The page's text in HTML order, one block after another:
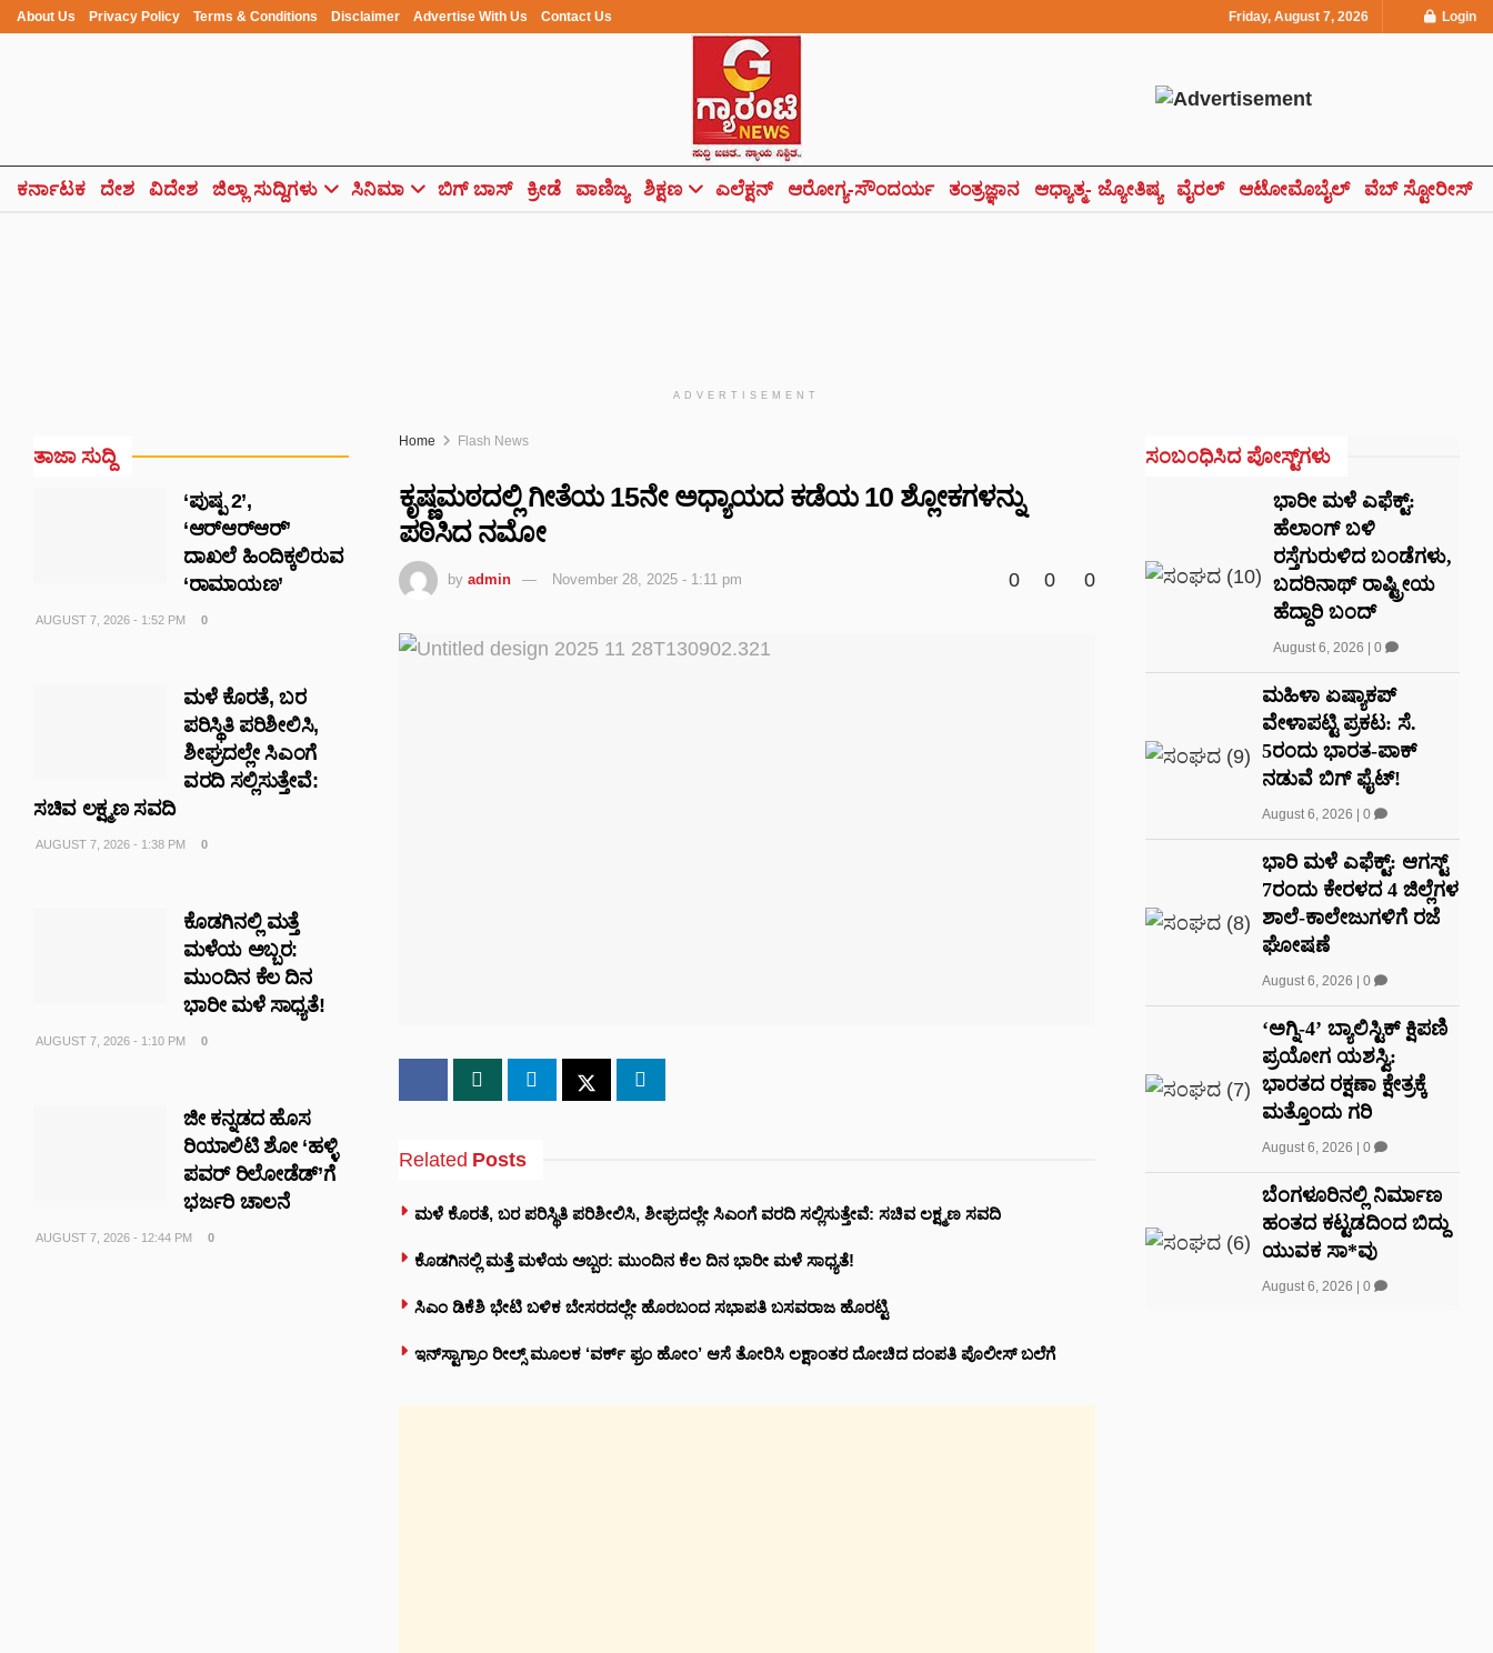
About Us Privacy Policy Terms & Conditions Disclaimer Advertise With Us Contact Us Friday, August 7, 2026 Login
ಕರ್ನಾಟಕ ದೇಶ ವಿದೇಶ ಜಿಲ್ಲಾ ಸುದ್ದಿಗಳು ಸಿನಿಮಾ ಬಿಗ್ ಬಾಸ್ ಕ್ರೀಡೆ ವಾಣಿಜ್ಯ ಶಿಕ್ಷಣ ಎಲೆಕ್ಷನ್ ಆರೋಗ್ಯ-ಸೌಂದರ್ಯ ತಂತ್ರಜ್ಞಾನ ಆಧ್ಯಾತ್ಮ- ಜ್ಯೋತಿಷ್ಯ ವೈರಲ್ ಆಟೋಮೊಬೈಲ್ ವೆಬ್ ಸ್ಟೋರೀಸ್
ADVERTISEMENT
Home Flash News
ಕೃಷ್ಣಮಠದಲ್ಲಿ ಗೀತೆಯ 15ನೇ ಅಧ್ಯಾಯದ ಕಡೆಯ 10 ಶ್ಲೋಕಗಳನ್ನು
ಪಠಿಸಿದ ನಮೋ
by admin November 28, 2025 - 1:11 pm 0 0 0
Related Posts
ಮಳೆ ಕೊರತೆ, ಬರ ಪರಿಸ್ಥಿತಿ ಪರಿಶೀಲಿಸಿ, ಶೀಘ್ರದಲ್ಲೇ ಸಿಎಂಗೆ ವರದಿ ಸಲ್ಲಿಸುತ್ತೇವೆ: ಸಚಿವ ಲಕ್ಷ್ಮಣ ಸವದಿ
ಕೊಡಗಿನಲ್ಲಿ ಮತ್ತೆ ಮಳೆಯ ಅಬ್ಬರ: ಮುಂದಿನ ಕೆಲ ದಿನ ಭಾರೀ ಮಳೆ ಸಾಧ್ಯತೆ!
ಸಿಎಂ ಡಿಕೆಶಿ ಭೇಟಿ ಬಳಿಕ ಬೇಸರದಲ್ಲೇ ಹೊರಬಂದ ಸಭಾಪತಿ ಬಸವರಾಜ ಹೊರಟ್ಟಿ
ಇನ್‌ಸ್ಟಾಗ್ರಾಂ ರೀಲ್ಸ್‌ ಮೂಲಕ ‘ವರ್ಕ್ ಫ್ರಂ ಹೋಂ’ ಆಸೆ ತೋರಿಸಿ ಲಕ್ಷಾಂತರ ದೋಚಿದ ದಂಪತಿ ಪೊಲೀಸ್ ಬಲೆಗೆ
ತಾಜಾ ಸುದ್ದಿ
‘ಪುಷ್ಪ 2’,
‘ಆರ್‌ಆರ್‌ಆರ್’
ದಾಖಲೆ ಹಿಂದಿಕ್ಕಲಿರುವ
‘ರಾಮಾಯಣ’
AUGUST 7, 2026 - 1:52 PM 0
ಮಳೆ ಕೊರತೆ, ಬರ
ಪರಿಸ್ಥಿತಿ ಪರಿಶೀಲಿಸಿ,
ಶೀಘ್ರದಲ್ಲೇ ಸಿಎಂಗೆ
ವರದಿ ಸಲ್ಲಿಸುತ್ತೇವೆ:
ಸಚಿವ ಲಕ್ಷ್ಮಣ ಸವದಿ
AUGUST 7, 2026 - 1:38 PM 0
ಕೊಡಗಿನಲ್ಲಿ ಮತ್ತೆ
ಮಳೆಯ ಅಬ್ಬರ:
ಮುಂದಿನ ಕೆಲ ದಿನ
ಭಾರೀ ಮಳೆ ಸಾಧ್ಯತೆ!
AUGUST 7, 2026 - 1:10 PM 0
ಜೀ ಕನ್ನಡದ ಹೊಸ
ರಿಯಾಲಿಟಿ ಶೋ ‘ಹಳ್ಳಿ
ಪವರ್ ರಿಲೋಡೆಡ್’ಗೆ
ಭರ್ಜರಿ ಚಾಲನೆ
AUGUST 7, 2026 - 12:44 PM 0
ಸಂಬಂಧಿಸಿದ ಪೋಸ್ಟ್‌ಗಳು
ಭಾರೀ ಮಳೆ ಎಫೆಕ್ಟ್‌:
ಹೆಲಾಂಗ್ ಬಳಿ
ರಸ್ತೆಗುರುಳಿದ ಬಂಡೆಗಳು,
ಬದರಿನಾಥ್‌ ರಾಷ್ಟ್ರೀಯ
ಹೆದ್ದಾರಿ ಬಂದ್‌
August 6, 2026 0
ಮಹಿಳಾ ಏಷ್ಯಾಕಪ್
ವೇಳಾಪಟ್ಟಿ ಪ್ರಕಟ: ಸೆ.
5ರಂದು ಭಾರತ-ಪಾಕ್‌
ನಡುವೆ ಬಿಗ್ ಫೈಟ್!
August 6, 2026 0
ಭಾರಿ ಮಳೆ ಎಫೆಕ್ಟ್: ಆಗಸ್ಟ್
7ರಂದು ಕೇರಳದ 4 ಜಿಲ್ಲೆಗಳ
ಶಾಲೆ-ಕಾಲೇಜುಗಳಿಗೆ ರಜೆ
ಘೋಷಣೆ
August 6, 2026 0
‘ಅಗ್ನಿ-4’ ಬ್ಯಾಲಿಸ್ಟಿಕ್ ಕ್ಷಿಪಣಿ
ಪ್ರಯೋಗ ಯಶಸ್ವಿ:
ಭಾರತದ ರಕ್ಷಣಾ ಕ್ಷೇತ್ರಕ್ಕೆ
ಮತ್ತೊಂದು ಗರಿ
August 6, 2026 0
ಬೆಂಗಳೂರಿನಲ್ಲಿ ನಿರ್ಮಾಣ
ಹಂತದ ಕಟ್ಟಡದಿಂದ ಬಿದ್ದು
ಯುವಕ ಸಾ*ವು
August 6, 2026 0